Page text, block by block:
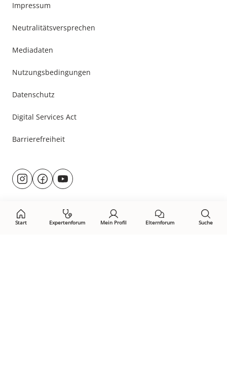
Start Expertenforum Mein Profil Elternforum Suche
Impressum
Neutralitätsversprechen
Mediadaten
Nutzungsbedingungen
Datenschutz
Digital Services Act
Barrierefreiheit
Besuche
uns@rund.ums.baby
facebook.com/rundumsbaby.de
youtube.com/@rundumsbaby_